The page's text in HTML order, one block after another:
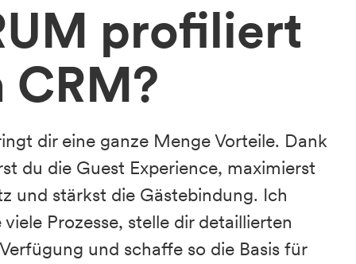
profiliert
CRM?
dir eine ganze Menge Vorteile. Dank
du die Guest Experience, maximierst
und stärkst die Gästebindung. Ich
Prozesse, stelle dir detaillierten
und schaffe so die Basis für